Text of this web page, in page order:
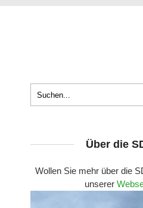
Über die
Wollen Sie mehr über die
unserer